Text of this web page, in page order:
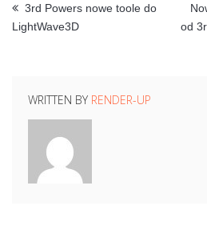
3rd Powers nowe toole do
LightWave3D
od
WRITTEN BY RENDER-UP